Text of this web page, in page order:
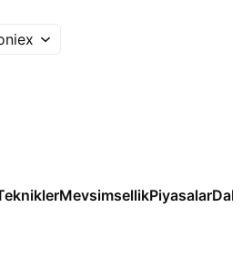
MevsimsellikPiyasalar